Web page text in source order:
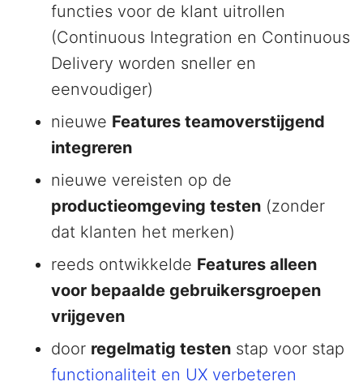
functies voor de klant uitrollen
(Continuous Integration en Continuous
Delivery worden sneller en
eenvoudiger)
nieuwe Features teamoverstijgend
integreren
nieuwe vereisten op de
productieomgeving testen (zonder
dat klanten het merken)
reeds ontwikkelde Features alleen
voor bepaalde gebruikersgroepen
vrijgeven
door regelmatig testen stap voor stap
functionaliteit en UX verbeteren